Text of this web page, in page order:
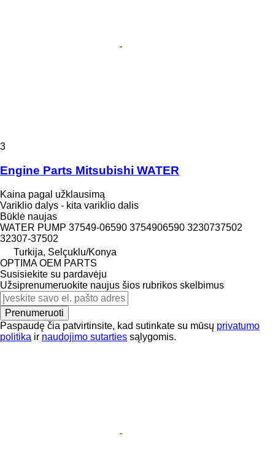
3
Engine Parts Mitsubishi WATER
Kaina pagal užklausimą
Variklio dalys - kita variklio dalis
Būklė naujas
WATER PUMP 37549-06590 3754906590 3230737502
32307-37502
Turkija, Selçuklu/Konya
OPTIMA OEM PARTS
Susisiekite su pardavėju
Užsiprenumeruokite naujus šios rubrikos skelbimus
Prenumeruoti
Paspaudę čia patvirtinsite, kad sutinkate su mūsų privatumo
politika ir naudojimo sutarties sąlygomis.